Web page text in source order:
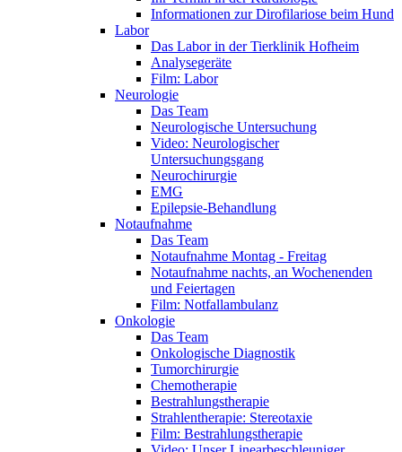
Informationen zur Dirofilariose beim Hund
Labor
Das Labor in der Tierklinik Hofheim
Analysegeräte
Film: Labor
Neurologie
Das Team
Neurologische Untersuchung
Video: Neurologischer
Untersuchungsgang
Neurochirurgie
EMG
Epilepsie-Behandlung
Notaufnahme
Das Team
Notaufnahme Montag - Freitag
Notaufnahme nachts, an Wochenenden
und Feiertagen
Film: Notfallambulanz
Onkologie
Das Team
Onkologische Diagnostik
Tumorchirurgie
Chemotherapie
Bestrahlungstherapie
Strahlentherapie: Stereotaxie
Film: Bestrahlungstherapie